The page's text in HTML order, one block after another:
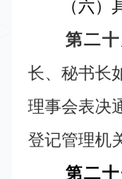
（六）具
第二
长、秘书长
理事会表决
登记管理机
第二